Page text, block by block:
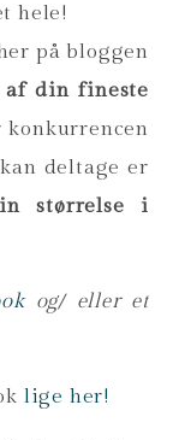
hele!
på bloggen
af din fineste
deltage er
størrelse i
og/ eller et
lige her!